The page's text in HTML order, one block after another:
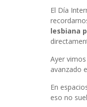
El Día
lesbiana
Ayer
avanzado
En
eso no